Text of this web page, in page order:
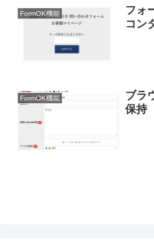
FormOK機能
フォ
コン
FormOK機能
ブラ
保持